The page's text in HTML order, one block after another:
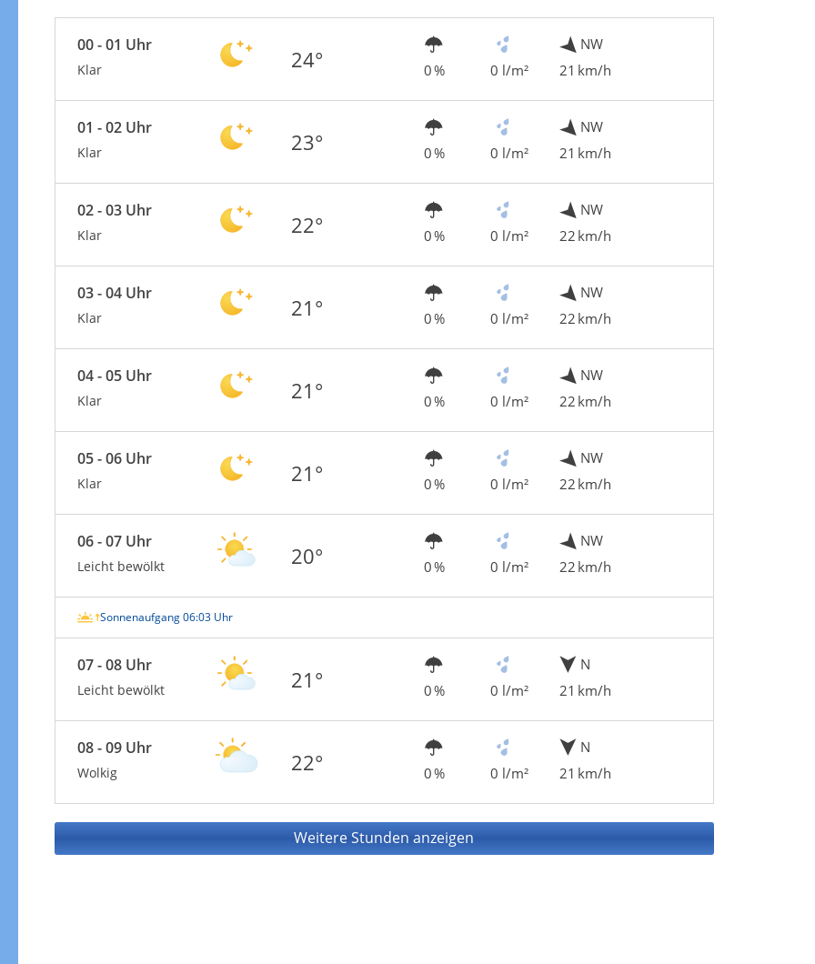
00 - 01 Uhr
Klar 24° 0 % 0 l/m²
NW
21 km/h
01 - 02 Uhr
Klar 23° 0 % 0 l/m²
NW
21 km/h
02 - 03 Uhr
Klar 22° 0 % 0 l/m²
NW
22 km/h
03 - 04 Uhr
Klar 21° 0 % 0 l/m²
NW
22 km/h
04 - 05 Uhr
Klar 21° 0 % 0 l/m²
NW
22 km/h
05 - 06 Uhr
Klar 21° 0 % 0 l/m²
NW
22 km/h
06 - 07 Uhr
Leicht bewölkt 20° 0 % 0 l/m²
NW
22 km/h
Sonnenaufgang 06:03 Uhr
07 - 08 Uhr
Leicht bewölkt 21° 0 % 0 l/m²
N
21 km/h
08 - 09 Uhr
Wolkig 22° 0 % 0 l/m²
N
21 km/h
Weitere Stunden anzeigen